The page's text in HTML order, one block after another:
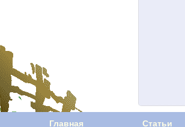
Главная Статьи